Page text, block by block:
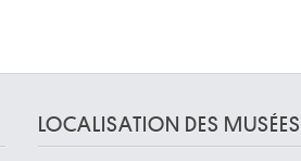
LOCALISATION DES MUSÉES